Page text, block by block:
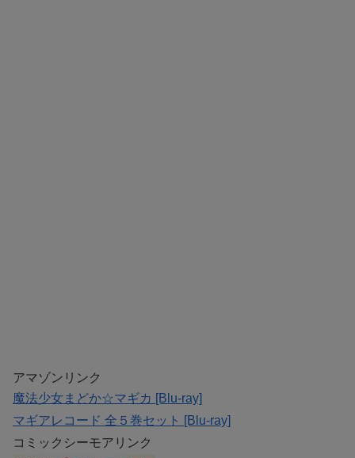
アマゾンリンク
魔法少女まどか☆マギカ [Blu-ray]
マギアレコード 全５巻セット [Blu-ray]
コミックシーモアリンク